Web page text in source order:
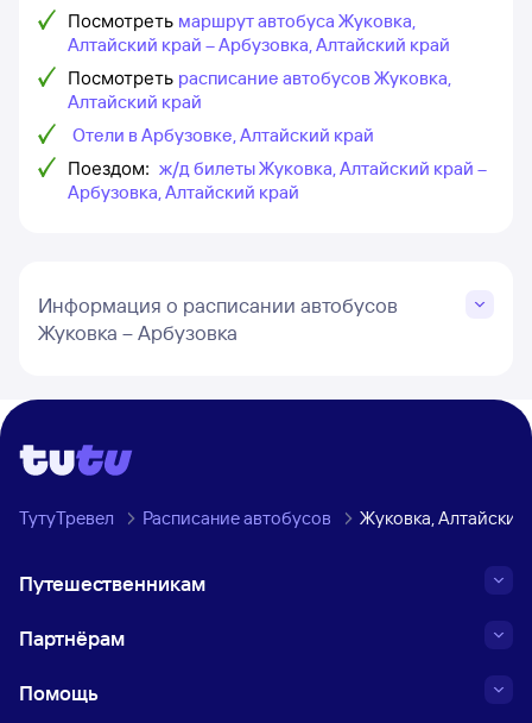
Посмотреть маршрут автобуса Жуковка,
Алтайский край – Арбузовка, Алтайский край
Посмотреть расписание автобусов Жуковка,
Алтайский край
Отели в Арбузовке, Алтайский край
Поездом: ж/д билеты Жуковка, Алтайский край –
Арбузовка, Алтайский край
Информация о расписании автобусов
Жуковка – Арбузовка
ТутуТревел Расписание автобусов Жуковка,
Путешественникам
Партнёрам
Помощь